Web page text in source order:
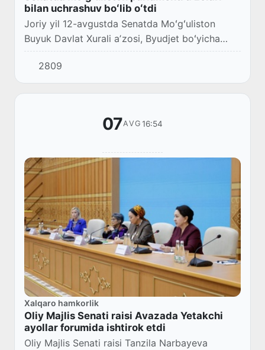
bilan uchrashuv boʻlib oʻtdi
Joriy yil 12-avgustda Senatda Moʻgʻuliston
Buyuk Davlat Xurali aʼzosi, Byudjet boʻyicha
doimiy qoʻmita aʼzosi Serenpil Davaasuren
boshchiligidagi parlament delegatsiyasi bilan
uchr...
2809
07AVG 16:54
Xalqaro hamkorlik
Oliy Majlis Senati raisi Avazada Yetakchi
ayollar forumida ishtirok etdi
Oliy Majlis Senati raisi Tanzila Narbayeva